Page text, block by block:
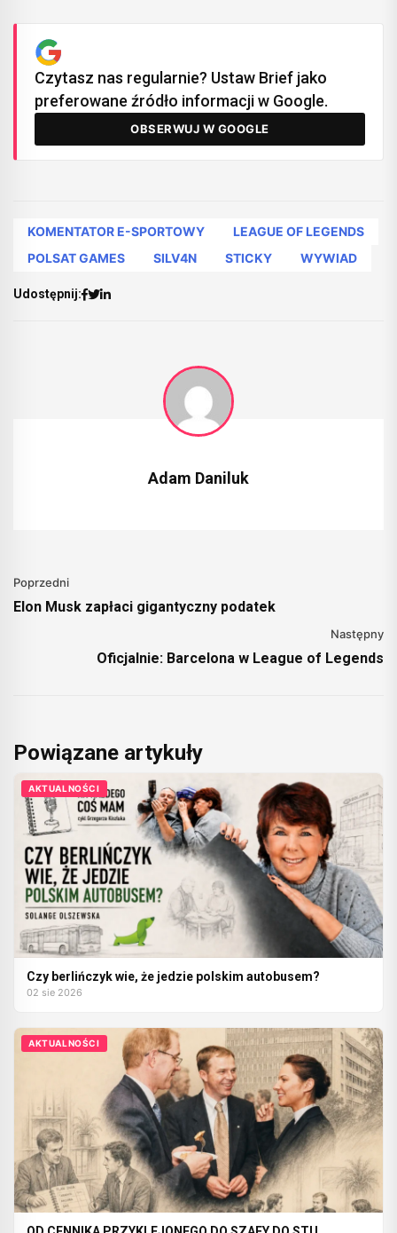
Czytasz nas regularnie? Ustaw Brief jako
preferowane źródło informacji w Google.
OBSERWUJ W GOOGLE
KOMENTATOR E-SPORTOWY
LEAGUE OF LEGENDS
POLSAT GAMES
SILV4N STICKY WYWIAD
Udostępnij:
Adam Daniluk
Poprzedni
Elon Musk zapłaci gigantyczny podatek
Następny
Oficjalnie: Barcelona w League of Legends
Powiązane artykuły
AKTUALNOŚCI
Czy berlińczyk wie, że jedzie polskim autobusem?
02 sie 2026
AKTUALNOŚCI